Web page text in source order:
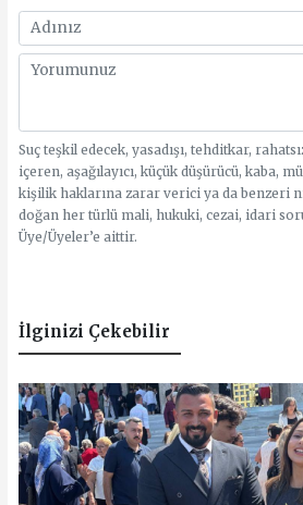
Suç teşkil edecek, yasadışı, tehditkar,
içeren, aşağılayıcı, küçük düşürücü, kaba,
kişilik haklarına zarar verici ya da benzeri
doğan her türlü mali, hukuki, cezai, idari
Üye/Üyeler’e aittir.
İlginizi Çekebilir